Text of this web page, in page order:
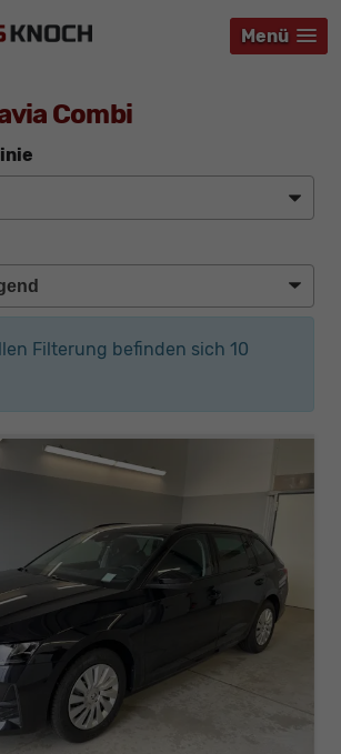
Menü
Menü
Menü
Combi
Filterung befinden sich 10